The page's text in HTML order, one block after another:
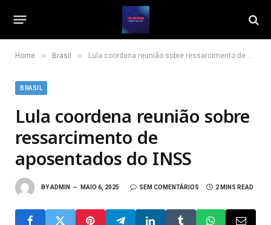
Home » Brasil » Lula coordena reunião sobre ressarcimento de aposentados do INSS
BRASIL
Lula coordena reunião sobre
ressarcimento de
aposentados do INSS
BYADMIN MAIO 6, 2025 SEM COMENTÁRIOS 2 MINS READ